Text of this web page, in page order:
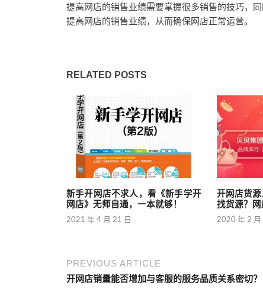
提高网店的销售业绩需要掌握很多销售的技巧，
提高网店的销售业绩，从而确保网店正常运营。
RELATED POSTS
新手开网店不求人，看《新手学开
网店》无师自通，一本就够！
2021 年 4 月 21 日
开网店货
找货源？网
2020 年 2 月
PREVIOUS ARTICLE
开网店销量能否增加与客服的服务品质关系密切？